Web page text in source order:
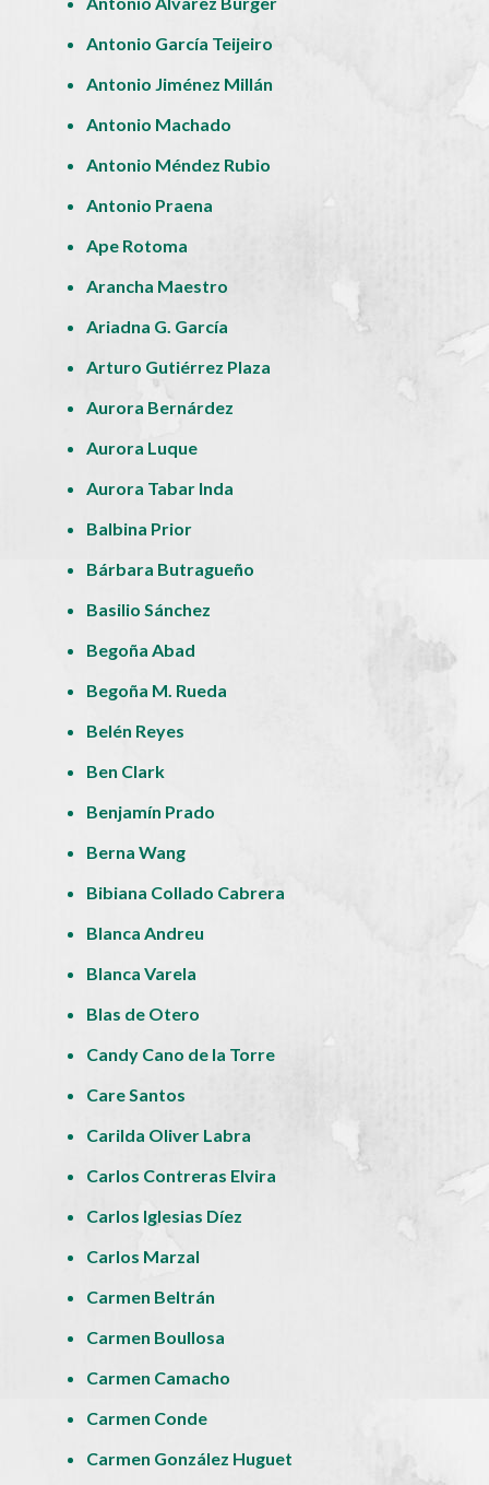
Antonio García Teijeiro
Antonio Jiménez Millán
Antonio Machado
Antonio Méndez Rubio
Antonio Praena
Ape Rotoma
Arancha Maestro
Ariadna G. García
Arturo Gutiérrez Plaza
Aurora Bernárdez
Aurora Luque
Aurora Tabar Inda
Balbina Prior
Bárbara Butragueño
Basilio Sánchez
Begoña Abad
Begoña M. Rueda
Belén Reyes
Ben Clark
Benjamín Prado
Berna Wang
Bibiana Collado Cabrera
Blanca Andreu
Blanca Varela
Blas de Otero
Candy Cano de la Torre
Care Santos
Carilda Oliver Labra
Carlos Contreras Elvira
Carlos Iglesias Díez
Carlos Marzal
Carmen Beltrán
Carmen Boullosa
Carmen Camacho
Carmen Conde
Carmen González Huguet